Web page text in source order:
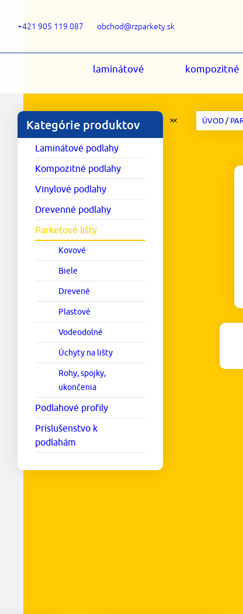
+421 905 119 087 obchod@rzparkety.sk
laminátové kompozitné
Kategórie produktov
Laminátové podlahy
Kompozitné podlahy
Vinylové podlahy
Drevenné podlahy
Parketové lišty
Kovové
Biele
Drevené
Plastové
Vodeodolné
Úchyty na lišty
Rohy, spojky,
ukončenia
Podlahové profily
Príslušenstvo k
podlahám
ÚVOD/